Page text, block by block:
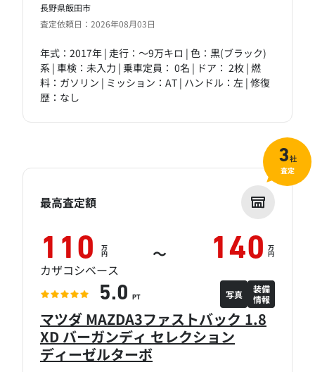
長野県飯田市
査定依頼日：2026年08月03日
年式：2017年 | 走行：～9万キロ | 色：黒(ブラック)
系 | 車検：未入力 | 乗車定員： 0名 | ドア： 2枚 | 燃
料：ガソリン | ミッション：AT | ハンドル：左 | 修復
歴：なし
マツダ MAZDA3ファストバック 1.8
XD バーガンディ セレクション
ディーゼルターボ
最高査定額
110 万
円 ～ 140 万
円
カザコシベース
5.0 PT 写真
装備
情報
3社
査定